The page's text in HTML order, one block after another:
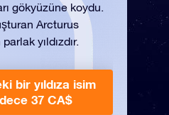
gökyüzüne koydu.
Arcturus
yıldızdır.
bir yıldıza isim
37 CA$